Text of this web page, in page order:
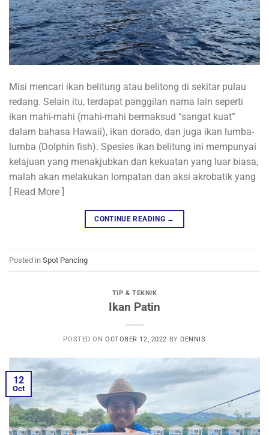
Misi mencari ikan belitung atau belitong di sekitar pulau
redang. Selain itu, terdapat panggilan nama lain seperti
ikan mahi-mahi (mahi-mahi bermaksud “sangat kuat”
dalam bahasa Hawaii), ikan dorado, dan juga ikan lumba-
lumba (Dolphin fish). Spesies ikan belitung ini mempunyai
kelajuan yang menakjubkan dan kekuatan yang luar biasa,
malah akan melakukan lompatan dan aksi akrobatik yang
[ Read More ]
CONTINUE READING →
Posted in Spot Pancing
TIP & TEKNIK
Ikan Patin
POSTED ON OCTOBER 12, 2022 BY DENNIS
12
Oct